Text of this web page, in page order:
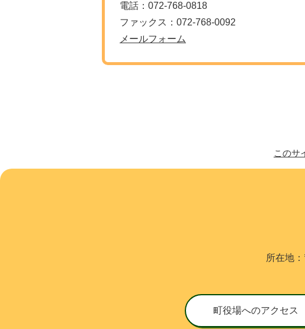
電話：072-768-0818
ファックス：072-768-0092
メールフォーム
このサ
所在地
町役場へのアクセス